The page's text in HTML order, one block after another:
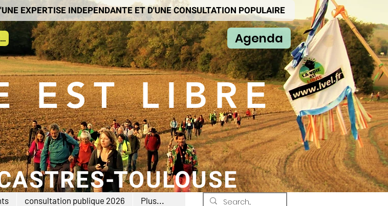
EXPERTISE INDEPENDANTE ET D'UNE CONSULTATION POPULAIRE
Pétition nationale : déja plus de 100 000 signatures Agenda
EST LIBRE
TOULOUSE
consultation publique 2026 Plus...